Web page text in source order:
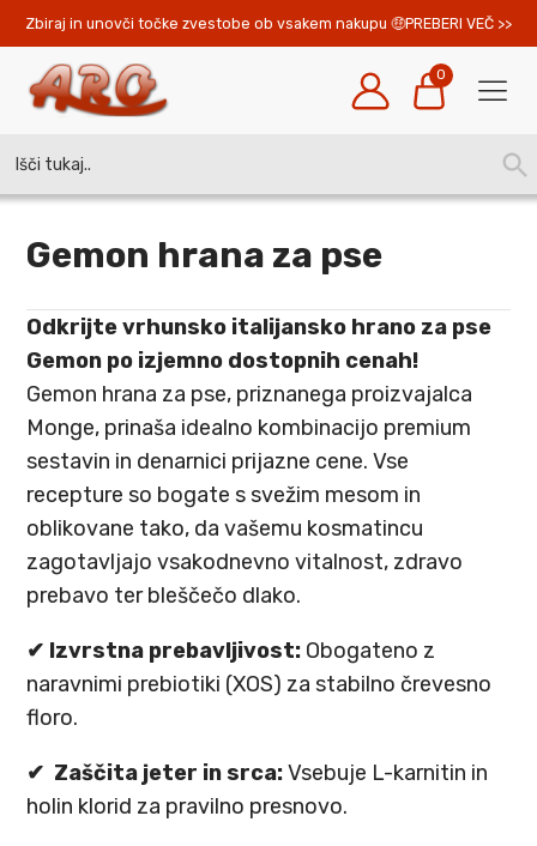
Zbiraj in unovči točke zvestobe ob vsakem nakupu PREBERI VEČ >>
0
for:
Gemon hrana za pse
Odkrijte vrhunsko italijansko hrano za pse
Gemon po izjemno dostopnih cenah!
Gemon hrana za pse, priznanega proizvajalca
Monge, prinaša idealno kombinacijo premium
sestavin in denarnici prijazne cene. Vse
recepture so bogate s svežim mesom in
oblikovane tako, da vašemu kosmatincu
zagotavljajo vsakodnevno vitalnost, zdravo
prebavo ter bleščečo dlako.
✔ Izvrstna prebavljivost: Obogateno z
naravnimi prebiotiki (XOS) za stabilno črevesno
floro.
✔ Zaščita jeter in srca:Vsebuje L-karnitin in
holin klorid za pravilno presnovo.